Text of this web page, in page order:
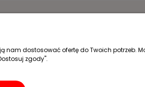
zamówienia
konta
Kontakt
dostosować ofertę do Twoich potrzeb.
zgody".